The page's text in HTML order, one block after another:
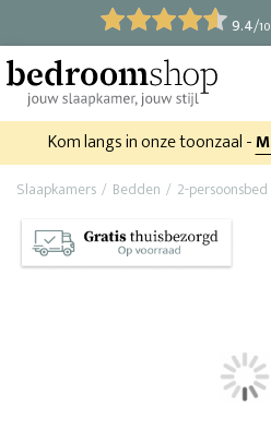
9.4/10
Kom langs in onze toonzaal -
Slaapkamers Bedden 2-persoonsbed